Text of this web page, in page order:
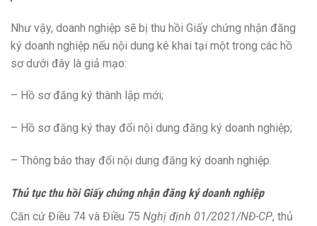
Như vậy, doanh nghiệp sẽ bị thu hồi Giấy chứng nhận đăng
ký doanh nghiệp nếu nội dung kê khai tại một trong các hồ
sơ dưới đây là giả mạo:
– Hồ sơ đăng ký thành lập mới;
– Hồ sơ đăng ký thay đổi nội dung đăng ký doanh nghiệp;
– Thông báo thay đổi nội dung đăng ký doanh nghiệp.
Thủ tục thu hồi Giấy chứng nhận đăng ký doanh nghiệp
Căn cứ Điều 74 và Điều 75 Nghị định 01/2021/NĐ-CP, thủ